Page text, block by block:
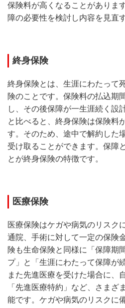
保険料が高くなることがありま
障の必要性を検討し内容を見直
終身保険
終身保険とは、生涯にわたって
険のことです。保険料の払込期
し、その後保障が一生涯続く設
と比べると、終身保険は保険料
す。そのため、途中で解約した
受け取ることができます。保障
とが終身保険の特徴です。
医療保険
医療保険はケガや病気のリスク
通院、手術に対して一定の保険
険も生命保険と同様に「保障期
プ」と「生涯にわたって保障が
また先進医療を受けた場合に、
「先進医療特約」など、さまざ
能です。ケガや病気のリスクに